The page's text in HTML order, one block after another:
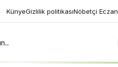
KünyeGizlilik politikasıNöbetçi